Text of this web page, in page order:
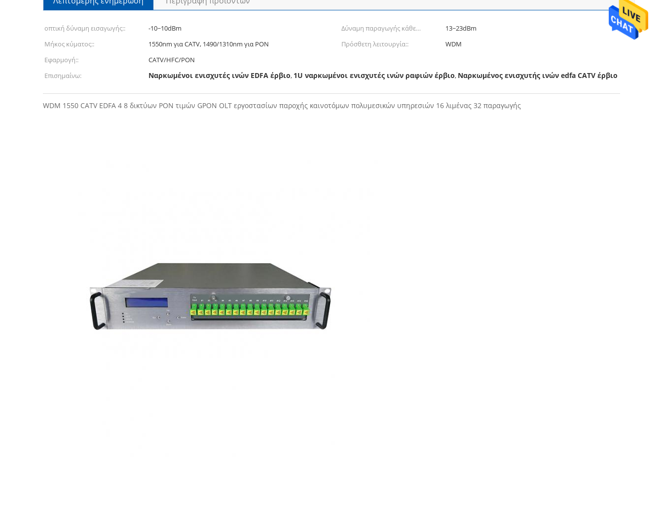
οπτική δύναμη εισαγωγής:: -10~10dBm
Δύναμη παραγωγής κάθε
λιμένας::
13~23dBm
Μήκος κύματος::
1550nm για CATV, 1490/1310nm για PON Πρόσθετη λειτουργία::
WDM
Εφαρμογή::
CATV/HFC/PON
Επισημαίνω:
Ναρκωμένοι ενισχυτές ινών EDFA έρβιο, 1U ναρκωμένοι ενισχυτές ινών ραφιών έρβιο, Ναρκωμένος ενισχυτής ινών edfa CATV έρβιο
WDM 1550 CATV EDFA 4 8 δικτύων PON τιμών GPON OLT εργοστασίων παροχής καινοτόμων πολυμεσικών υπηρεσιών 16 λιμένας 32 παραγωγής